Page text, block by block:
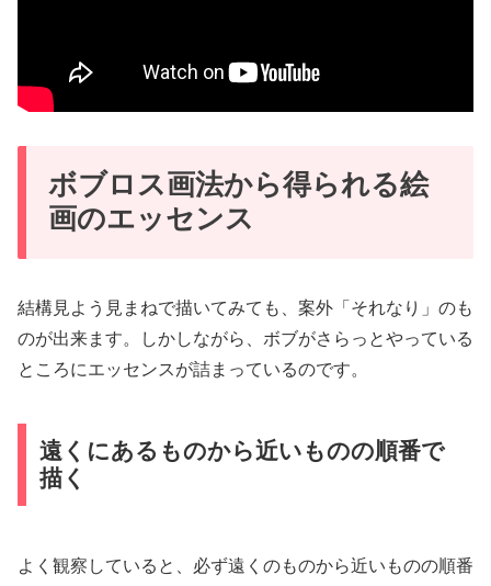
ボブロス画法から得られる絵
画のエッセンス
結構見よう見まねで描いてみても、案外「それなり」のも
のが出来ます。しかしながら、ボブがさらっとやっている
ところにエッセンスが詰まっているのです。
遠くにあるものから近いものの順番で
描く
よく観察していると、必ず遠くのものから近いものの順番